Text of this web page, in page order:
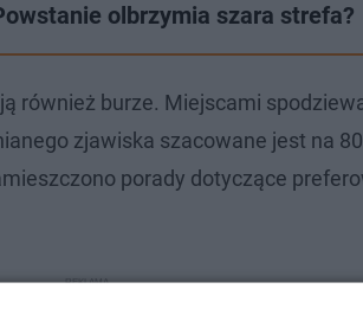
olbrzymia szara strefa?
również burze. Miejscami
zjawiska szacowane jest na
porady dotyczące